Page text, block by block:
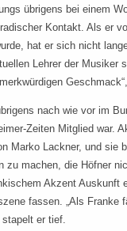
übrigens bei einem
Kontakt. Als er
hat er sich nicht
Lehrer der Musiker
nach wie vor im
Zeiten Mitglied war.
Marko Lackner, und sie
zu machen, die Höfner
Akzent Auskunft
fassen. „Als Franke
er tief.